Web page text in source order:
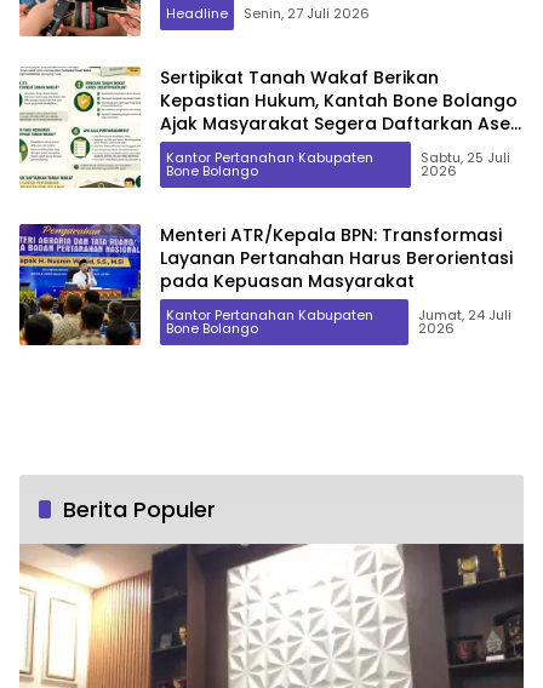
Headline Senin, 27 Juli 2026
Sertipikat Tanah Wakaf Berikan
Kepastian Hukum, Kantah Bone Bolango
Ajak Masyarakat Segera Daftarkan Aset
Wakaf
Kantor Pertanahan Kabupaten
Bone Bolango
Sabtu, 25 Juli
2026
Menteri ATR/Kepala BPN: Transformasi
Layanan Pertanahan Harus Berorientasi
pada Kepuasan Masyarakat
Kantor Pertanahan Kabupaten
Bone Bolango
Jumat, 24 Juli
2026
Berita Populer